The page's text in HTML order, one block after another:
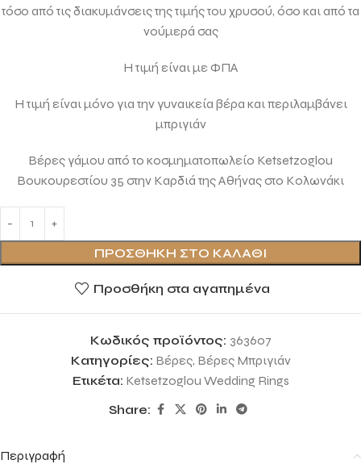
τόσο από τις διακυμάνσεις της τιμής του χρυσού, όσο και από τα
νούμερά σας
Η τιμή είναι με ΦΠΑ
Η τιμή είναι μόνο για την γυναικεία βέρα και περιλαμβάνει
μπριγιάν
Βέρες γάμου από το κοσμηματοπωλείο Ketsetzoglou
Βουκουρεστίου 35 στην Καρδιά της Αθήνας στο Κολωνάκι
ΠΡΟΣΘΉΚΗ ΣΤΟ ΚΑΛΆΘΙ
Προσθήκη στα αγαπημένα
Κωδικός προϊόντος: 363607
Κατηγορίες: Βέρες, Βέρες Μπριγιάν
Ετικέτα: Ketsetzoglou Wedding Rings
Share:
Περιγραφή